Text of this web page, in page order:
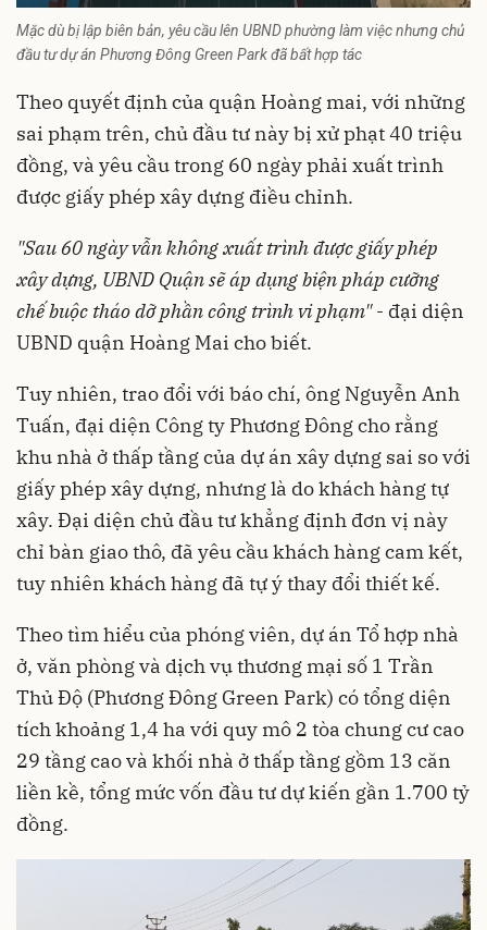
Mặc dù bị lập biên bản, yêu cầu lên UBND phường làm việc nhưng chủ
đầu tư dự án Phương Đông Green Park đã bất hợp tác
Theo quyết định của quận Hoàng mai, với những
sai phạm trên, chủ đầu tư này bị xử phạt 40 triệu
đồng, và yêu cầu trong 60 ngày phải xuất trình
được giấy phép xây dựng điều chỉnh.
"Sau 60 ngày vẫn không xuất trình được giấy phép
xây dựng, UBND Quận sẽ áp dụng biện pháp cưỡng
chế buộc tháo dỡ phần công trình vi phạm"- đại diện
UBND quận Hoàng Mai cho biết.
Tuy nhiên, trao đổi với báo chí, ông Nguyễn Anh
Tuấn, đại diện Công ty Phương Đông cho rằng
khu nhà ở thấp tầng của dự án xây dựng sai so với
giấy phép xây dựng, nhưng là do khách hàng tự
xây. Đại diện chủ đầu tư khẳng định đơn vị này
chỉ bàn giao thô, đã yêu cầu khách hàng cam kết,
tuy nhiên khách hàng đã tự ý thay đổi thiết kế.
Theo tìm hiểu của phóng viên, dự án Tổ hợp nhà
ở, văn phòng và dịch vụ thương mại số 1 Trần
Thủ Độ (Phương Đông Green Park) có tổng diện
tích khoảng 1,4 ha với quy mô 2 tòa chung cư cao
29 tầng cao và khối nhà ở thấp tầng gồm 13 căn
liền kề, tổng mức vốn đầu tư dự kiến gần 1.700 tỷ
đồng.